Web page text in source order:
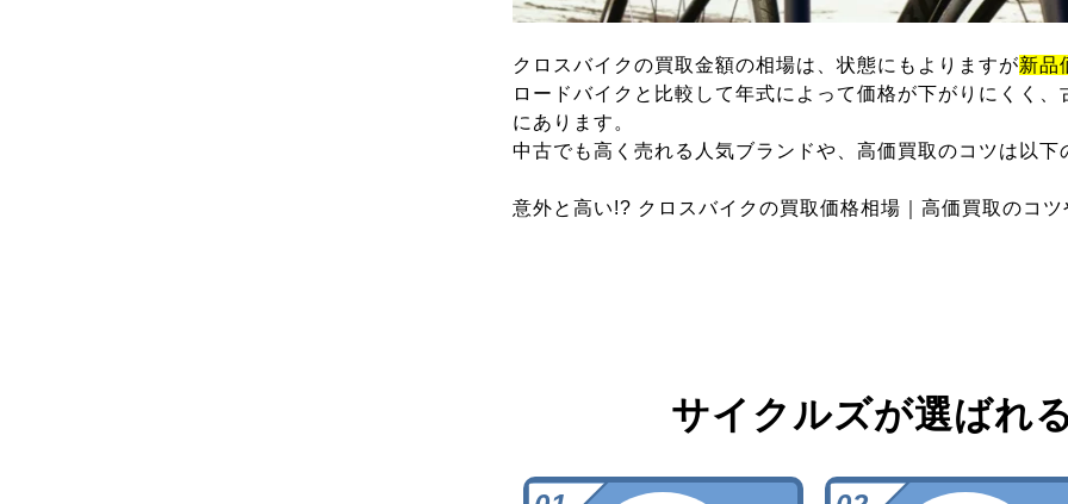
クロスバイクの買取金額の相場は、状態にもよりますが新品
ロードバイクと比較して年式によって価格が下がりにくく
にあります。
中古でも高く売れる人気ブランドや、高価買取のコツは以
意外と高い!? クロスバイクの買取価格相場｜高価買取のコ
サイクルズが選ばれ